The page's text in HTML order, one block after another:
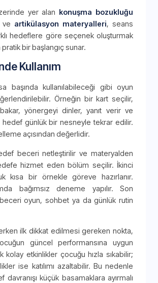
yer alan konuşma bozukluğu
ve artikülasyon materyalleri, seans
hedeflere göre seçenek oluşturmak
bir başlangıç sunar.
Kullanım
başında kullanılabileceği gibi oyun
Örneğin bir kart seçilir,
yönergeyi dinler, yanıt verir ve
hedef günlük bir nesneyle tekrar edilir.
açısından değerlidir.
beceri netleştirilir ve materyalden
hizmet eden bölüm seçilir. İkinci
kısa bir örnekle göreve hazırlanır.
bağımsız deneme yapılır. Son
beceri oyun, sohbet ya da günlük rutin
ilk dikkat edilmesi gereken nokta,
güncel performansına uygun
kolay etkinlikler çocuğu hızla sıkabilir;
ise katılımı azaltabilir. Bu nedenle
davranışı küçük basamaklara ayırmalı